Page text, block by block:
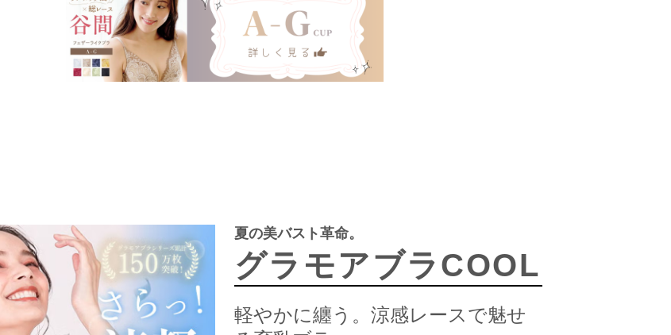
夏の美バスト革命。
グラモアブラCOOL
軽やかに纏う。涼感レースで魅せ